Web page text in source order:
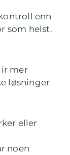
enn
som helst.
mer
løsninger
eller
noen